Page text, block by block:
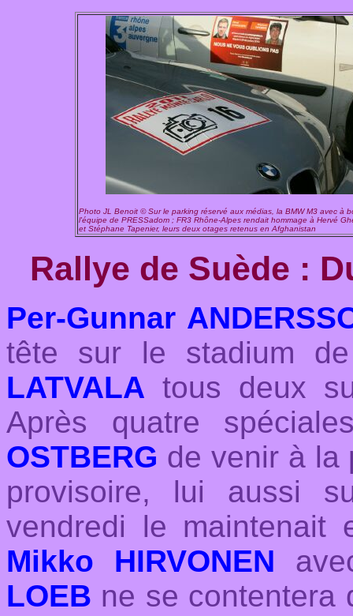
Photo JL Benoit © Sur le parking réservé aux médias, la BMW M3 avec à
l'équipe de PRESSadom ; FR3 Rhône-Alpes rendait hommage à Hervé
et Stéphane Tapenier, leurs deux otages retenus en Afghanistan
Rallye de Suède :
Per-Gunnar
tête sur le stadium
LATVALA tous deux
Après quatre
OSTBERG de venir à la
provisoire, lui aussi
vendredi le maintenait
Mikko HIRVONEN
LOEB ne se contentera